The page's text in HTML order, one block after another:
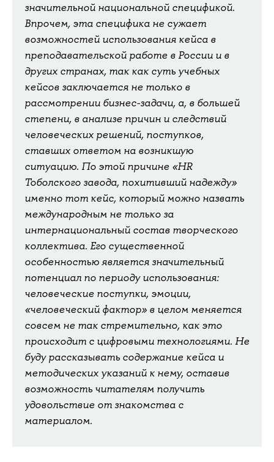
значительной национальной спецификой.
Впрочем, эта специфика не сужает
возможностей использования кейса в
преподавательской работе в России и в
других странах, так как суть учебных
кейсов заключается не только в
рассмотрении бизнес-задачи, а, в большей
степени, в анализе причин и следствий
человеческих решений, поступков,
ставших ответом на возникшую
ситуацию. По этой причине «HR
Тоболского завода, похитивший надежду»
именно тот кейс, который можно назвать
международным не только за
интернациональный состав творческого
коллектива. Его существенной
особенностью является значительный
потенциал по периоду использования:
человеческие поступки, эмоции,
«человеческий фактор» в целом меняется
совсем не так стремительно, как это
происходит с цифровыми технологиями. Не
буду рассказывать содержание кейса и
методических указаний к нему, оставив
возможность читателям получить
удовольствие от знакомства с
материалом.